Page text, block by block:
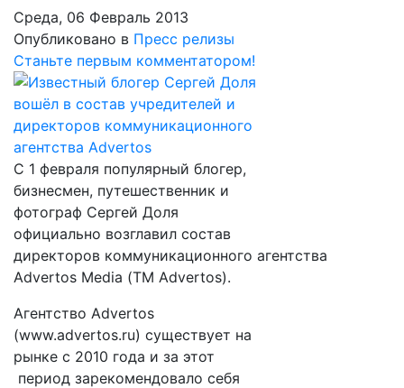
Среда, 06 Февраль 2013
Опубликовано в Пресс релизы
Станьте первым комментатором!
С 1 февраля популярный блогер,
бизнесмен, путешественник и
фотограф Сергей Доля
официально возглавил состав
директоров коммуникационного агентства
Advertos Media (ТМ Advertos).
Агентство Advertos
(www.advertos.ru) существует на
рынке с 2010 года и за этот
период зарекомендовало себя